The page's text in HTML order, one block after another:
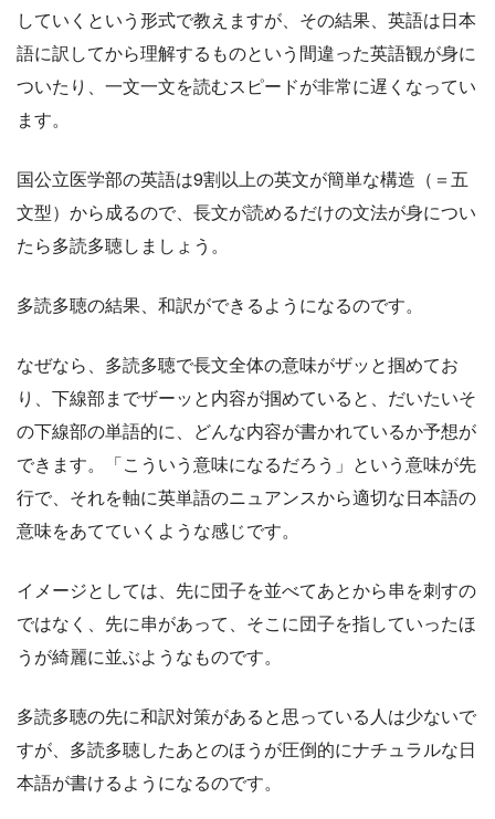
していくという形式で教えますが、その結果、英語は日本
語に訳してから理解するものという間違った英語観が身に
ついたり、一文一文を読むスピードが非常に遅くなってい
ます。
国公立医学部の英語は9割以上の英文が簡単な構造（＝五
文型）から成るので、長文が読めるだけの文法が身につい
たら多読多聴しましょう。
多読多聴の結果、和訳ができるようになるのです。
なぜなら、多読多聴で長文全体の意味がザッと掴めてお
り、下線部までザーッと内容が掴めていると、だいたいそ
の下線部の単語的に、どんな内容が書かれているか予想が
できます。「こういう意味になるだろう」という意味が先
行で、それを軸に英単語のニュアンスから適切な日本語の
意味をあてていくような感じです。
イメージとしては、先に団子を並べてあとから串を刺すの
ではなく、先に串があって、そこに団子を指していったほ
うが綺麗に並ぶようなものです。
多読多聴の先に和訳対策があると思っている人は少ないで
すが、多読多聴したあとのほうが圧倒的にナチュラルな日
本語が書けるようになるのです。